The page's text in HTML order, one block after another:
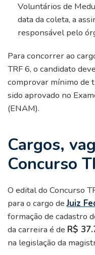
Voluntários de
data da coleta, a
responsável pelo
Para concorrer ao
TRF 6, o candidato
comprovar mínimo de
sido aprovado no
(ENAM).
Cargos,
Concurso
O edital do Concurso
para o cargo deJuiz
formação de cadastro
da carreira é de R$
na legislação da